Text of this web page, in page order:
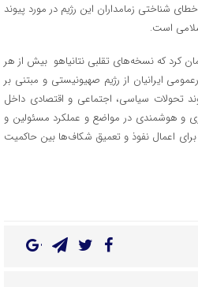
شناختی زمامداران این رژیم در مورد پیوند
است.
کرد که نسخه‌های تقلبی نتانیاهو بیش از هر
ایرانیان از رژیم صهیونیستی و مبتنی بر
تحولات سیاسی، اجتماعی و اقتصادی داخل
و هوشمندی در مواضع و عملکرد مسئولین و
اعمال نفوذ و تعمیق شکاف‌ها بین حاکمیت